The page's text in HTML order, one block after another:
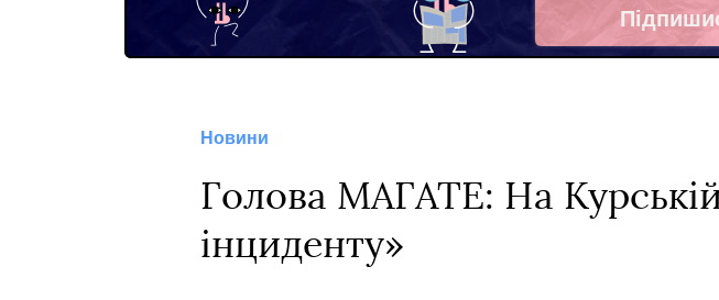
Telegram
Новини
Голова МАГАТЕ: На
інциденту»